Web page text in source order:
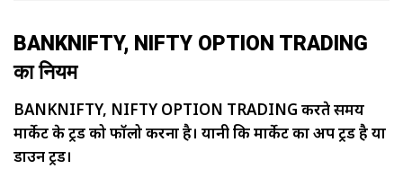
BANKNIFTY, NIFTY OPTION TRADING
का नियम
BANKNIFTY, NIFTY OPTION TRADING करते समय
मार्केट के ट्रेंड को फॉलो करना है। यानी कि मार्केट का अप ट्रेंड है या
डाउन ट्रेंड।